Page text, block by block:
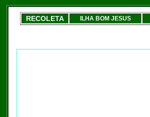
RECOLETA ILHA BOM JESUS